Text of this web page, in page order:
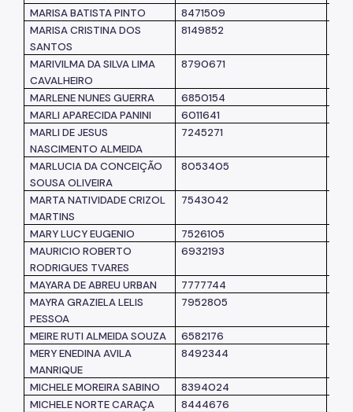
MARISA BATISTA PINTO
8471509
MARISA CRISTINA DOS
SANTOS
8149852
MARIVILMA DA SILVA LIMA
CAVALHEIRO
8790671
MARLENE NUNES GUERRA 6850154
MARLI APARECIDA PANINI
6011641
MARLI DE JESUS
NASCIMENTO ALMEIDA
7245271
MARLUCIA DA CONCEIÇÃO
SOUSA OLIVEIRA
8053405
MARTA NATIVIDADE CRIZOL
MARTINS
7543042
MARY LUCY EUGENIO 7526105
MAURICIO ROBERTO
RODRIGUES TVARES
6932193
MAYARA DE ABREU URBAN 7777744
MAYRA GRAZIELA LELIS
PESSOA
7952805
MEIRE RUTI ALMEIDA SOUZA 6582176
MERY ENEDINA AVILA
MANRIQUE
8492344
MICHELE MOREIRA SABINO 8394024
MICHELE NORTE CARAÇA
8444676